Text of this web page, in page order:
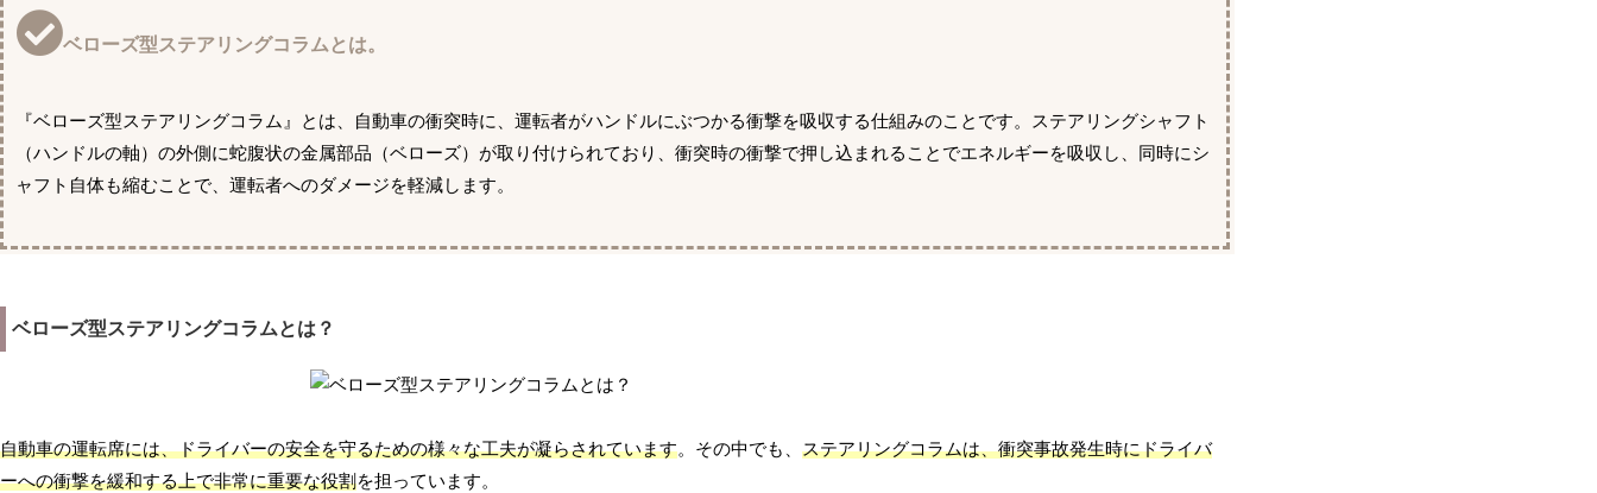
ベローズ型ステアリングコラムとは。
『ベローズ型ステアリングコラム』とは、自動車の衝突時に、運転者がハンドルにぶつかる衝撃を吸収する仕組みのことです。ステアリングシャフト
（ハンドルの軸）の外側に蛇腹状の金属部品（ベローズ）が取り付けられており、衝突時の衝撃で押し込まれることでエネルギーを吸収し、同時にシ
ャフト自体も縮むことで、運転者へのダメージを軽減します。
ベローズ型ステアリングコラムとは？
自動車の運転席には、ドライバーの安全を守るための様々な工夫が凝らされています。その中でも、 ステアリングコラムは、衝突事故発生時にドライバ
ーへの衝撃を緩和する上で非常に重要な役割を担っています。